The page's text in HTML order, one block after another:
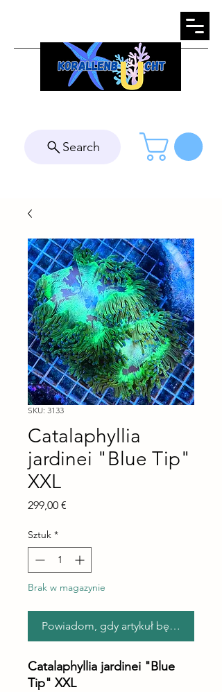
Search
SKU: 3133
Catalaphyllia
jardinei "Blue Tip"
XXL
299,00 €
Sztuk *
Brak w magazynie
Powiadom, gdy artykuł będzie
Catalaphyllia jardinei "Blue
Tip" XXL